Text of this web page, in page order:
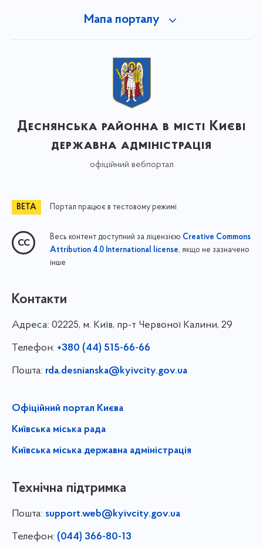
Мапа порталу
Деснянська районна в місті Києві
державна адміністрація
офіційний вебпортал
Портал працює в тестовому режимі
Весь контент доступний за ліцензією Creative Commons
Attribution 4.0 International license, якщо не зазначено
інше
Контакти
Адреса: 02225, м. Київ, пр-т Червоної Калини, 29
Телефон: +380 (44) 515-66-66
Пошта: rda.desnianska@kyivcity.gov.ua
Офіційний портал Києва
Київська міська рада
Київська міська державна адміністрація
Технічна підтримка
Пошта: support.web@kyivcity.gov.ua
Телефон: (044) 366-80-13